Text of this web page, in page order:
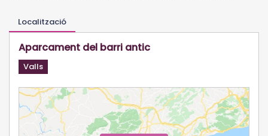
Localització
Aparcament del barri antic
Valls